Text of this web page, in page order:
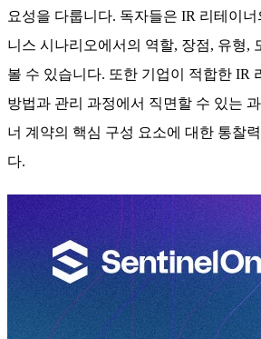
요성을 다룹니다. 독자들은 IR 리테이
니스 시나리오에서의 역할, 장점, 유형,
볼 수 있습니다. 또한 기업이 적합한 IR
방법과 관리 과정에서 직면할 수 있는
너 계약의 핵심 구성 요소에 대한 통찰
다.